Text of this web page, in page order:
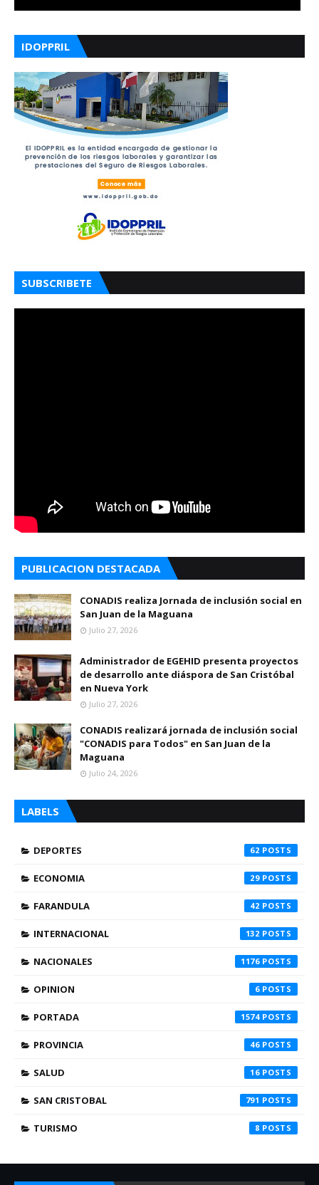
IDOPPRIL
SUBSCRIBETE
PUBLICACION DESTACADA
CONADIS realiza Jornada de inclusión social en
San Juan de la Maguana
Julio 27, 2026
Administrador de EGEHID presenta proyectos
de desarrollo ante diáspora de San Cristóbal
en Nueva York
Julio 27, 2026
CONADIS realizará jornada de inclusión social
"CONADIS para Todos" en San Juan de la
Maguana
Julio 24, 2026
LABELS
DEPORTES 62
ECONOMIA 29
FARANDULA 42
INTERNACIONAL 132
NACIONALES 1176
OPINION 6
PORTADA 1574
PROVINCIA 46
SALUD 16
SAN CRISTOBAL 791
TURISMO 8